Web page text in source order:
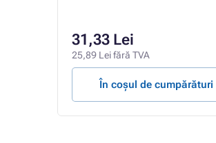
31,33 Lei
25,89 Lei fără TVA
În coșul de cumpărături